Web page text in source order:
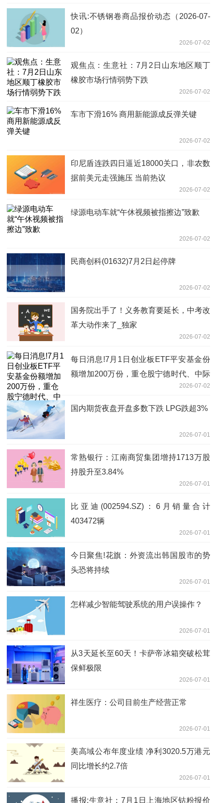
快讯:不锈钢卷商品报价动态（2026-07-
02）
2026-07-02
观焦点：生意社：7月2日山东地区顺丁
橡胶市场行情弱势下跌
2026-07-02
车市下滑16% 商用新能源成反弹关键
2026-07-02
印尼盾连跌四日逼近18000关口，非农数
据前美元走强施压 当前热议
2026-07-02
绿源电动车就“午休视频被指擦边”致歉
2026-07-02
民商创科(01632)7月2日起停牌
2026-07-02
国务院出手了！义务教育要延长，中考改
革大动作来了_独家
2026-07-02
每日消息!7月1日创业板ETF平安基金份
额增加200万份，重仓股宁德时代、中际
2026-07-02
国内期货夜盘开盘多数下跌 LPG跌超3%
2026-07-01
常熟银行：江南商贸集团增持1713万股
持股升至3.84%
2026-07-01
比亚迪(002594.SZ)：6月销量合计
403472辆
2026-07-01
今日聚焦!花旗：外资流出韩国股市的势
头恐将持续
2026-07-01
怎样减少智能驾驶系统的用户误操作？
2026-07-01
从3天延长至60天！卡萨帝冰箱突破松茸
保鲜极限
2026-07-01
祥生医疗：公司目前生产经营正常
2026-07-01
美高域公布年度业绩 净利3020.5万港元
同比增长约2.7倍
2026-07-01
播报:生意社：7月1日上海地区钴粉报价